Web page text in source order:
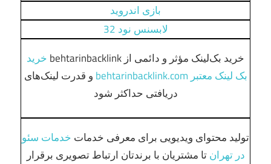
بازی اندروید
لابسنس نود 32
خرید بک‌لینک مؤثر و دائمی از behtarinbacklink
خرید
بک لینک معتبر behtarinbacklink.com
و قدرت لینک‌های
دریافتی حداکثر شود
تولید محتوای ویدیویی برای معرفی خدمات خدمات سئو
در تهرانتا مشتریان با برندتان ارتباط تصویری برقرار